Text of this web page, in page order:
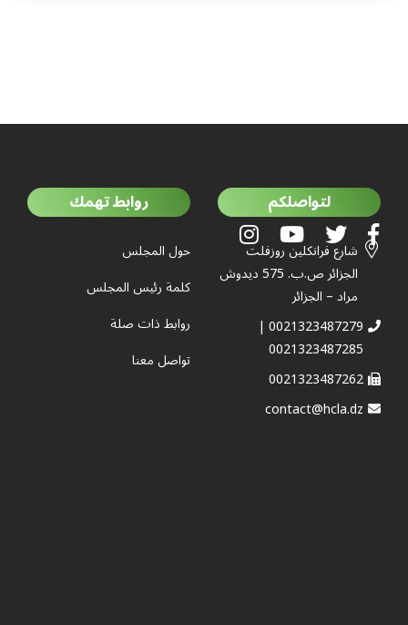
لتواصلكم
شارع فرانكلين روزفلت
الجزائر ص.ب. 575 ديدوش
مراد – الجزائر
0021323487279 |
0021323487285
0021323487262
contact@hcla.dz
روابط تهمك
حول المجلس
كلمة رئيس المجلس
روابط ذات صلة
تواصل معنا